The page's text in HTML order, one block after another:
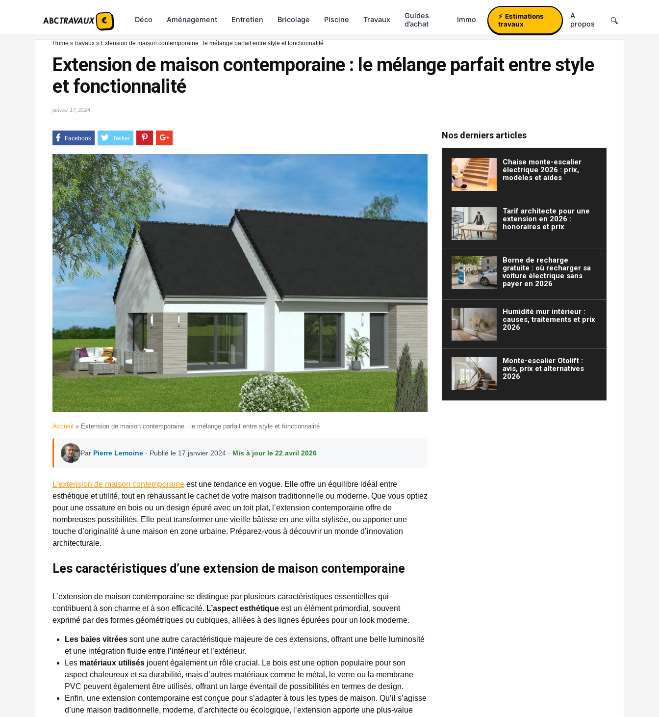
Déco Aménagement Entretien Bricolage Piscine Travaux
Guides
d’achat
Immo
Estimations
travaux
A
propos
Home » travaux » Extension de maison contemporaine : le mélange parfait entre style et fonctionnalité
Extension de maison contemporaine : le mélange parfait entre style
et fonctionnalité
janvier 17, 2024
Accueil » Extension de maison contemporaine : le mélange parfait entre style et fonctionnalité
Par Pierre Lemoine · Publié le 17 janvier 2024 · Mis à jour le 22 avril 2026
L’extension de maison contemporaine est une tendance en vogue. Elle offre un équilibre idéal entre
esthétique et utilité, tout en rehaussant le cachet de votre maison traditionnelle ou moderne. Que vous optiez
pour une ossature en bois ou un design épuré avec un toit plat, l’extension contemporaine offre de
nombreuses possibilités. Elle peut transformer une vieille bâtisse en une villa stylisée, ou apporter une
touche d’originalité à une maison en zone urbaine. Préparez-vous à découvrir un monde d’innovation
architecturale.
Les caractéristiques d’une extension de maison contemporaine
L’extension de maison contemporaine se distingue par plusieurs caractéristiques essentielles qui
contribuent à son charme et à son efficacité. L’aspect esthétique est un élément primordial, souvent
exprimé par des formes géométriques ou cubiques, alliées à des lignes épurées pour un look moderne.
Les baies vitrées sont une autre caractéristique majeure de ces extensions, offrant une belle luminosité
et une intégration fluide entre l’intérieur et l’extérieur.
Les matériaux utilisés jouent également un rôle crucial. Le bois est une option populaire pour son
aspect chaleureux et sa durabilité, mais d’autres matériaux comme le métal, le verre ou la membrane
PVC peuvent également être utilisés, offrant un large éventail de possibilités en termes de design.
Enfin, une extension contemporaine est conçue pour s’adapter à tous les types de maison. Qu’il s’agisse
d’une maison traditionnelle, moderne, d’architecte ou écologique, l’extension apporte une plus-value
Nos derniers articles
Chaise monte-escalier
électrique 2026 : prix,
modèles et aides
Tarif architecte pour une
extension en 2026 :
honoraires et prix
Borne de recharge
gratuite : où recharger sa
voiture électrique sans
payer en 2026
Humidité mur intérieur :
causes, traitements et prix
2026
Monte-escalier Otolift :
avis, prix et alternatives
2026